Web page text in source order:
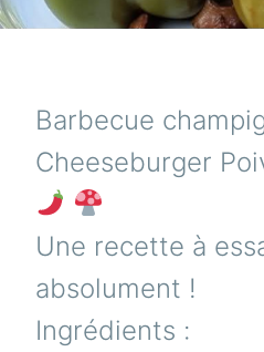
Barbecue
Cheeseburger
Une recette à
absolument !
Ingrédients :